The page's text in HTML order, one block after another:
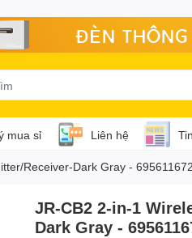
mua sỉ Liên hệ
Receiver-Dark Gray -
JR-CB2 2-in-1
Dark Gray -